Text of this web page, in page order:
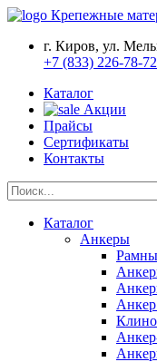
Крепежные
г. Киров, ул.
+7 (833) 226-78-72
Каталог
Акции
Прайсы
Сертификаты
Контакты
Каталог
Анкеры